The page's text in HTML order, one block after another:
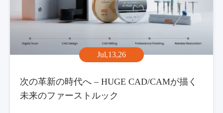
Jul,13,26
次の革新の時代へ – HUGE CAD/CAMが描く
未来のファーストルック